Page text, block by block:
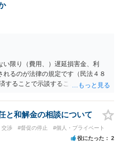
い限り（費用、）遅延損害金、利
るのが法律の規定です（民法４８
することで示談することは、弁護士
のの、お近くの弁護士にご依頼しチ
と思います。
と和解金の相談について
交渉 #督促の停止 #個人・プライベート
役にたった 2